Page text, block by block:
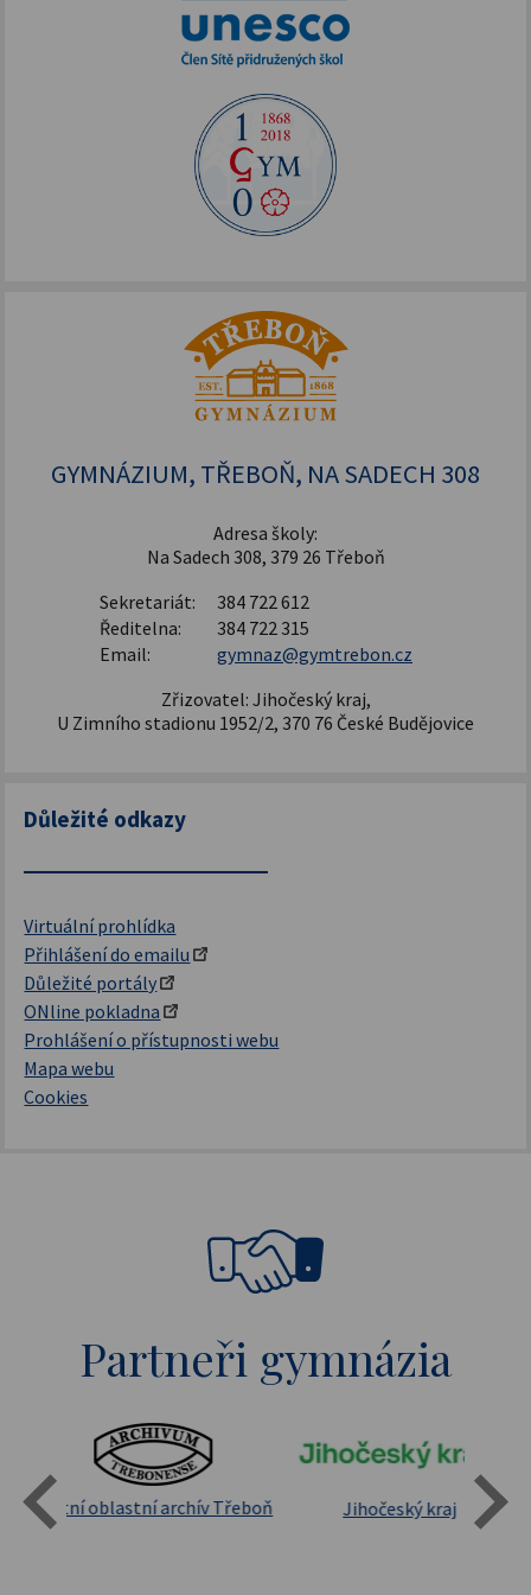
GYMNÁZIUM, TŘEBOŇ, NA SADECH 308
Adresa školy:
Na Sadech 308, 379 26 Třeboň
Sekretariát:
384 722 612
Ředitelna:
384 722 315
Email:
gymnaz@gymtrebon.cz
Zřizovatel: Jihočeský kraj,
U Zimního stadionu 1952/2, 370 76 České Budějovice
Důležité odkazy
Virtuální prohlídka
Přihlášení do emailu
Důležité portály
ONline pokladna
Prohlášení o přístupnosti webu
Mapa webu
Cookies
Partneři gymnázia
Státní oblastní archív Třeboň Jihočeský kraj